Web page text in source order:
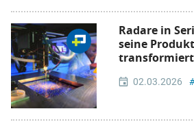
Radare in
seine
transformiert
02.03.2026 #